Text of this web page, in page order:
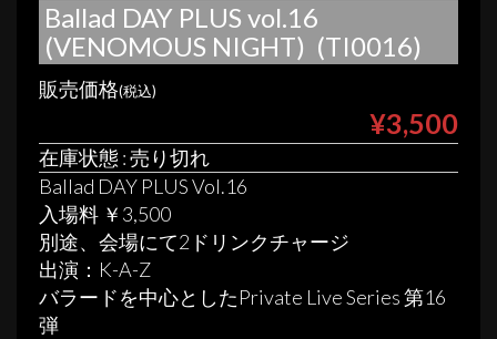
Ballad DAY PLUS vol.16
(VENOMOUS NIGHT) (TI0016)
販売価格(税込)
¥3,500
在庫状態 : 売り切れ
Ballad DAY PLUS Vol.16
入場料 ￥3,500
別途、会場にて2ドリンクチャージ
出演：K-A-Z
バラードを中心としたPrivate Live Series 第16
弾